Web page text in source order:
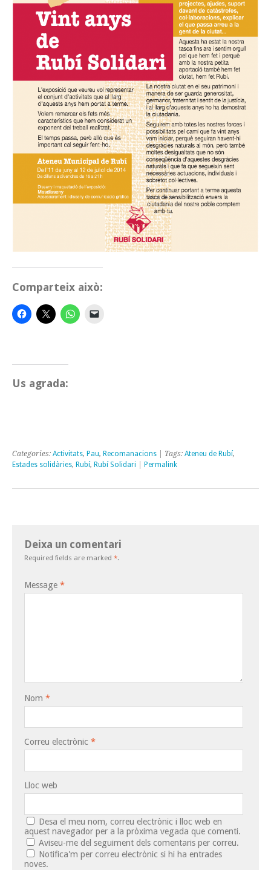
Comparteix això:
Us agrada:
Categories: Activitats, Pau, Recomanacions | Tags: Ateneu de Rubí,
Estades solidàries, Rubí, Rubí Solidari Permalink
Deixa un comentari
Required fields are marked *.
Message *
Nom *
Correu electrònic *
Lloc web
Desa el meu nom, correu electrònic i lloc web en
aquest navegador per a la pròxima vegada que comenti.
Aviseu-me del seguiment dels comentaris per correu.
Notifica'm per correu electrònic si hi ha entrades
noves.